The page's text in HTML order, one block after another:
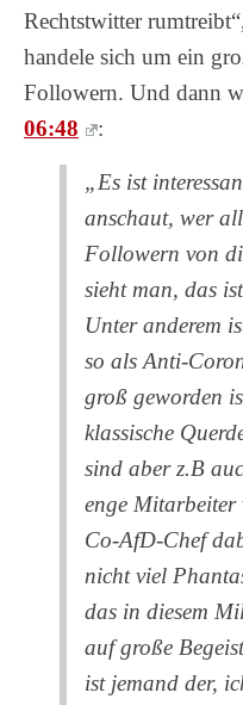
Rechtstwitter
handele sich um ein
Followern. Und dann
06:48
:
„Es ist
anschaut, wer
Followern von
sieht man, das
Unter anderem
so als Anti-
groß geworden
klassische
sind aber z.B
enge
Co-AfD-Chef
nicht viel
das in diesem
auf große
ist jemand der,